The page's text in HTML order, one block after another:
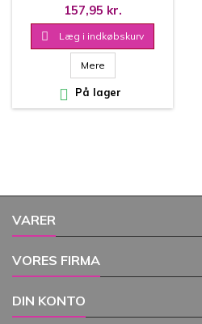
157,95 kr.
 Læg i indkøbskurv
Mere
 På lager
VARER
VORES FIRMA
DIN KONTO